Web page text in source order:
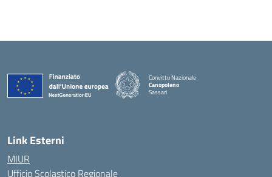
Convitto Nazionale
Canopoleno
Sassari
Link Esterni
MIUR
Ufficio Scolastico Regionale